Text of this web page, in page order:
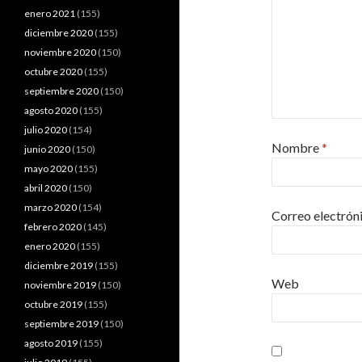
Nombre*
Correo
Web
enero 2021 (155)
diciembre 2020 (155)
noviembre 2020 (150)
octubre 2020 (155)
septiembre 2020 (150)
agosto 2020 (155)
julio 2020 (154)
junio 2020 (150)
mayo 2020 (155)
abril 2020 (150)
marzo 2020 (154)
febrero 2020 (145)
enero 2020 (155)
diciembre 2019 (155)
noviembre 2019 (150)
octubre 2019 (155)
septiembre 2019 (150)
agosto 2019 (155)